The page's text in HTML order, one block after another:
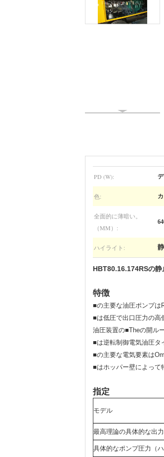
PD (W):
色:
全面的に薄暗い。
（MM）:
ハイライト:
HBT80.16.174RSの
特徴
■の主要な油圧ポンプは
■は低圧で出口圧力の高
油圧装置の■Theの開ル
■は逆転制御電気油圧タ
■の主要な電気要素は
■はホッパー壁によって
指定
モデル
最高理論の具体的な出力
具体的なポンプ圧力（